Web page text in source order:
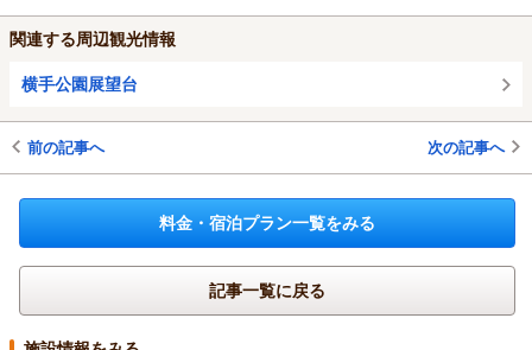
関連する周辺観光情報
横手公園展望台
前の記事へ 次の記事へ
料金・宿泊プラン一覧をみる
記事一覧に戻る